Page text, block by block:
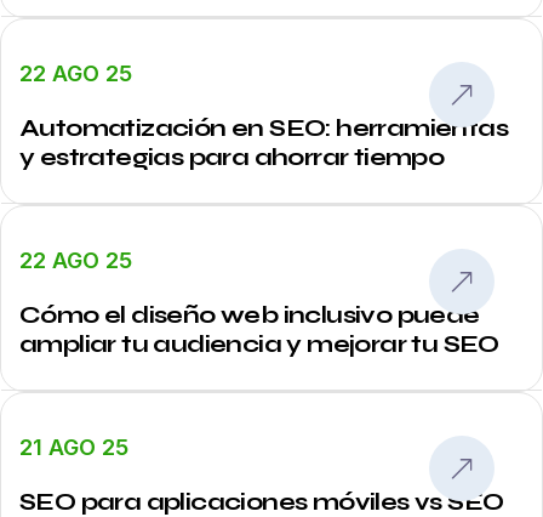
22 AGO 25
Automatización en SEO: herramientas
y estrategias para ahorrar tiempo
22 AGO 25
Cómo el diseño web inclusivo puede
ampliar tu audiencia y mejorar tu SEO
21 AGO 25
SEO para aplicaciones móviles vs SEO